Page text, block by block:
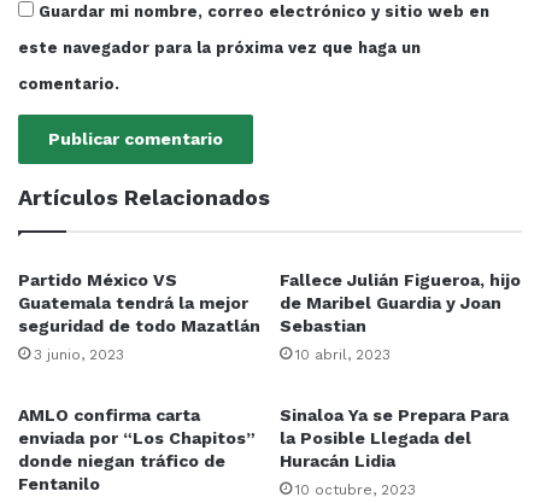
Guardar mi nombre, correo electrónico y sitio web en
este navegador para la próxima vez que haga un
comentario.
Artículos Relacionados
Partido México VS
Guatemala tendrá la mejor
seguridad de todo Mazatlán
3 junio, 2023
Fallece Julián Figueroa, hijo
de Maribel Guardia y Joan
Sebastian
10 abril, 2023
AMLO confirma carta
enviada por “Los Chapitos”
donde niegan tráfico de
Fentanilo
Sinaloa Ya se Prepara Para
la Posible Llegada del
Huracán Lidia
10 octubre, 2023